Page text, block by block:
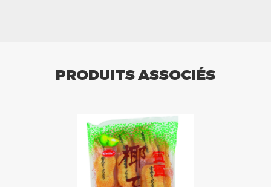
PRODUITS ASSOCIÉS